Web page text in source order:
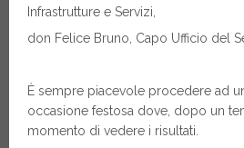
Infrastrutture e Servizi,
don Felice Bruno, Capo Ufficio del
È sempre piacevole procedere ad
occasione festosa dove, dopo un
momento di vedere i risultati.